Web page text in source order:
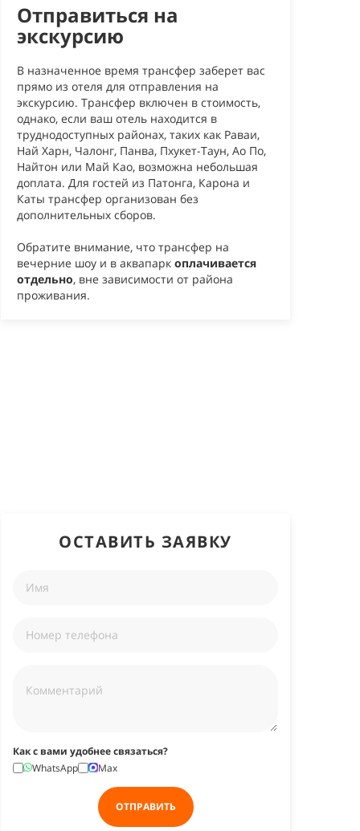
Отправиться на
экскурсию
В назначенное время трансфер заберет вас
прямо из отеля для отправления на
экскурсию. Трансфер включен в стоимость,
однако, если ваш отель находится в
труднодоступных районах, таких как Раваи,
Най Харн, Чалонг, Панва, Пхукет-Таун, Ао По,
Найтон или Май Као, возможна небольшая
доплата. Для гостей из Патонга, Карона и
Каты трансфер организован без
дополнительных сборов.
Обратите внимание, что трансфер на
вечерние шоу и в аквапарк оплачивается
отдельно, вне зависимости от района
проживания.
ОСТАВИТЬ ЗАЯВКУ
Как с вами удобнее связаться?
WhatsApp
Max
ОТПРАВИТЬ